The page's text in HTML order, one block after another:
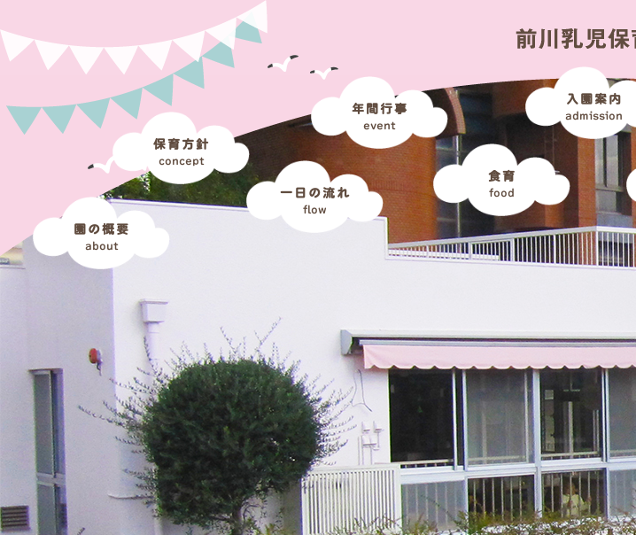
園の概要
about
保育方針
concept
一日の流れ
flow
年間行事
event
食育
food
入園案内
admission